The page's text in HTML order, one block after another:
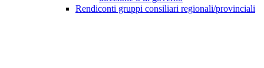
Rendiconti gruppi consiliari regionali/provinciali